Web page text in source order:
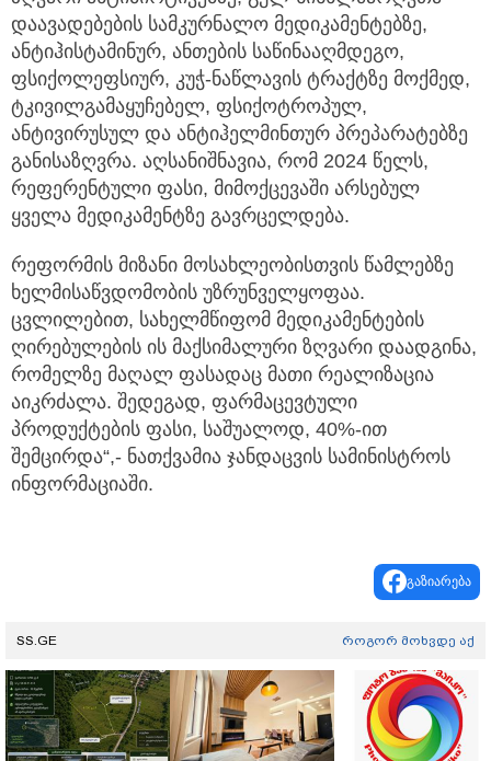
დაავადებების სამკურნალო მედიკამენტებზე,
ანტიჰისტამინურ, ანთების საწინააღმდეგო,
ფსიქოლეფსიურ, კუჭ-ნაწლავის ტრაქტზე მოქმედ,
ტკივილგამაყუჩებელ, ფსიქოტროპულ,
ანტივირუსულ და ანტიჰელმინთურ პრეპარატებზე
განისაზღვრა. აღსანიშნავია, რომ 2024 წელს,
რეფერენტული ფასი, მიმოქცევაში არსებულ
ყველა მედიკამენტზე გავრცელდება.
რეფორმის მიზანი მოსახლეობისთვის წამლებზე
ხელმისაწვდომობის უზრუნველყოფაა.
ცვლილებით, სახელმწიფომ მედიკამენტების
ღირებულების ის მაქსიმალური ზღვარი დაადგინა,
რომელზე მაღალ ფასადაც მათი რეალიზაცია
აიკრძალა. შედეგად, ფარმაცევტული
პროდუქტების ფასი, საშუალოდ, 40%-ით
შემცირდა“,- ნათქვამია ჯანდაცვის სამინისტროს
ინფორმაციაში.
გაზიარება
SS.GE როგორ მოხვდე აქ